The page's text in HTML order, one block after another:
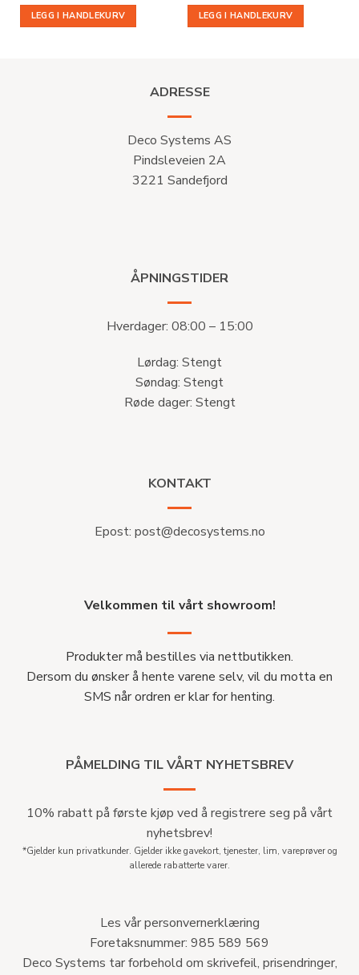
LEGG I HANDLEKURV LEGG I HANDLEKURV
ADRESSE
Deco Systems AS
Pindsleveien 2A
3221 Sandefjord
ÅPNINGSTIDER
Hverdager: 08:00 – 15:00
Lørdag: Stengt
Søndag: Stengt
Røde dager: Stengt
KONTAKT
Epost: post@decosystems.no
Velkommen til vårt showroom!
Produkter må bestilles via nettbutikken.
Dersom du ønsker å hente varene selv, vil du motta en
SMS når ordren er klar for henting.
PÅMELDING TIL VÅRT NYHETSBREV
10% rabatt på første kjøp ved å registrere seg på vårt
nyhetsbrev!
*Gjelder kun privatkunder. Gjelder ikke gavekort, tjenester, lim, vareprøver og
allerede rabatterte varer.
Les vår personvernerklæring
Foretaksnummer: 985 589 569
Deco Systems tar forbehold om skrivefeil, prisendringer,